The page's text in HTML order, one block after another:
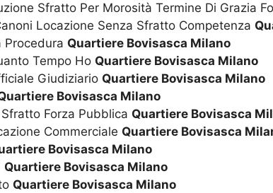
Sfratto Per Morosità Termine Di Grazia
Locazione Senza Sfratto Competenza
Procedura Quartiere Bovisasca Milano
Tempo Ho Quartiere Bovisasca Milano
Giudiziario Quartiere Bovisasca Milano
Bovisasca Milano
Forza Pubblica Quartiere Bovisasca
Commerciale Quartiere Bovisasca
Bovisasca Milano
Quartiere Bovisasca Milano
Quartiere Bovisasca Milano